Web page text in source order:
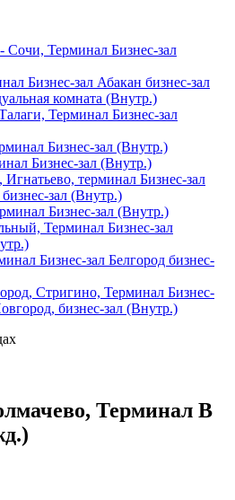
Сочи, Терминал Бизнес-зал
Бизнес-зал Абакан бизнес-зал
комната (Внутр.)
Терминал Бизнес-зал
Бизнес-зал (Внутр.)
Бизнес-зал (Внутр.)
Игнатьево, терминал Бизнес-зал
зал (Внутр.)
Бизнес-зал (Внутр.)
Терминал Бизнес-зал
Бизнес-зал Белгород бизнес-
Стригино, Терминал Бизнес-
бизнес-зал (Внутр.)
Терминал B